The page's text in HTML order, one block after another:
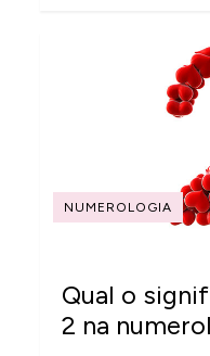
NUMEROLOGIA
Qual o
2 na